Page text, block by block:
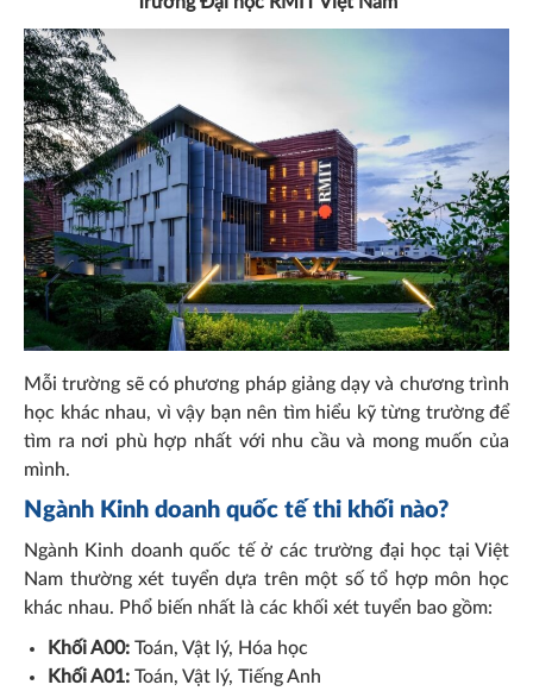
Mỗi trường sẽ có phương pháp giảng dạy và chương trình
học khác nhau, vì vậy bạn nên tìm hiểu kỹ từng trường để
tìm ra nơi phù hợp nhất với nhu cầu và mong muốn của
mình.
Ngành Kinh doanh quốc tế thi khối nào?
Ngành Kinh doanh quốc tế ở các trường đại học tại Việt
Nam thường xét tuyển dựa trên một số tổ hợp môn học
khác nhau. Phổ biến nhất là các khối xét tuyển bao gồm:
Khối A00: Toán, Vật lý, Hóa học
Khối A01: Toán, Vật lý, Tiếng Anh